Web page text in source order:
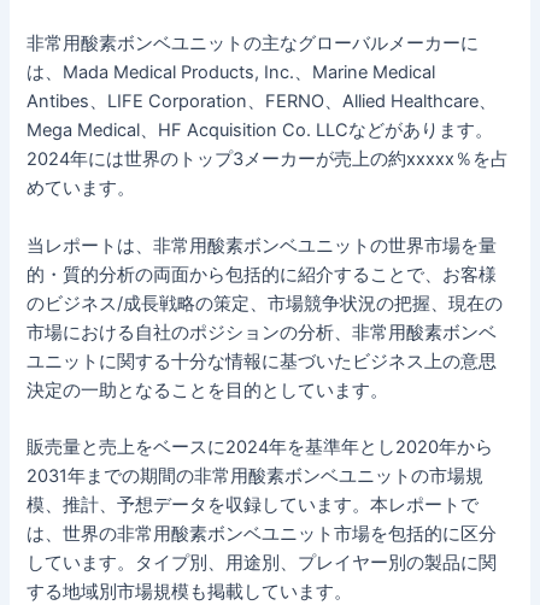
非常用酸素ボンベユニットの主なグローバルメーカーに
は、Mada Medical Products, Inc.、Marine Medical
Antibes、LIFE Corporation、FERNO、Allied Healthcare、
Mega Medical、HF Acquisition Co. LLCなどがあります。
2024年には世界のトップ3メーカーが売上の約xxxxx％を占
めています。
当レポートは、非常用酸素ボンベユニットの世界市場を量
的・質的分析の両面から包括的に紹介することで、お客様
のビジネス/成長戦略の策定、市場競争状況の把握、現在の
市場における自社のポジションの分析、非常用酸素ボンベ
ユニットに関する十分な情報に基づいたビジネス上の意思
決定の一助となることを目的としています。
販売量と売上をベースに2024年を基準年とし2020年から
2031年までの期間の非常用酸素ボンベユニットの市場規
模、推計、予想データを収録しています。本レポートで
は、世界の非常用酸素ボンベユニット市場を包括的に区分
しています。タイプ別、用途別、プレイヤー別の製品に関
する地域別市場規模も掲載しています。